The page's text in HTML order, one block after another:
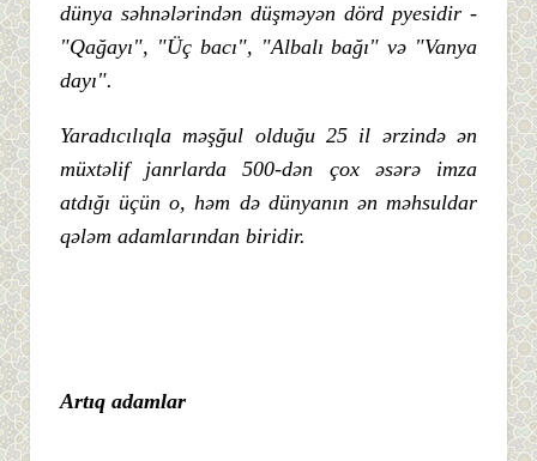
dünya səhnələrindən düşməyən dörd pyesidir -
"Qağayı", "Üç bacı", "Albalı bağı" və "Vanya
dayı".
Yaradıcılıqla məşğul olduğu 25 il ərzində ən
müxtəlif janrlarda 500-dən çox əsərə imza
atdığı üçün o, həm də dünyanın ən məhsuldar
qələm adamlarından biridir.
Artıq adamlar